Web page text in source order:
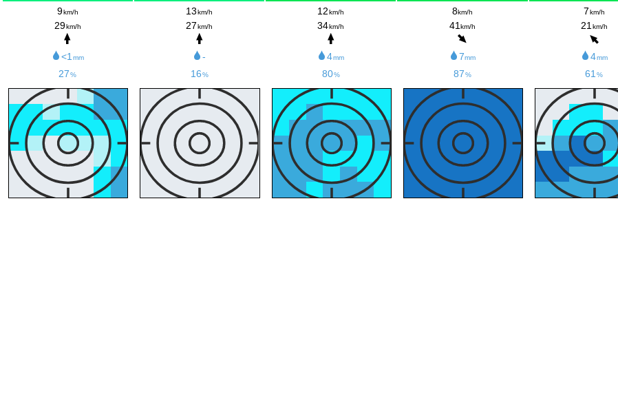
9km/h
29km/h
<1mm
27 %
13km/h
27km/h
-
16%
12 km/h
34km/h
4mm
80%
8km/h
41 km/h
7mm
87%
7km/h
21 km/h
4mm
61%